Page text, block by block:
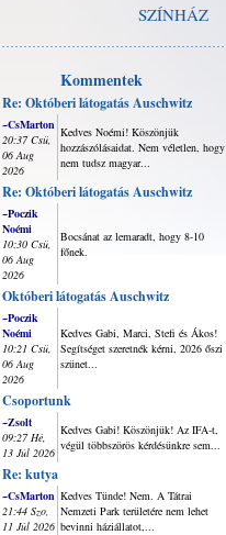
SZÍNHÁZ
Kommentek
Re: Októberi látogatás Auschwitz
~CsMarton
20:37 Csü,
06 Aug
2026
Kedves Noémi! Köszönjük
hozzászólásaidat. Nem véletlen, hogy
nem tudsz magyar...
Re: Októberi látogatás Auschwitz
~Poczik
Noémi
10:30 Csü,
06 Aug
2026
Bocsánat az lemaradt, hogy 8-10
főnek.
Októberi látogatás Auschwitz
~Poczik
Noémi
10:21 Csü,
06 Aug
2026
Kedves Gabi, Marci, Stefi és Ákos!
Segítséget szeretnék kérni, 2026 őszi
szünet...
Csoportunk
~Zsolt
09:27 Hé,
13 Júl 2026
Kedves Gabi! Köszönjük! Az IFA-t,
végül többszörös kérdésünkre sem...
Re: kutya
~CsMarton
21:44 Szo,
11 Júl 2026
Kedves Tünde! Nem. A Tátrai
Nemzeti Park területére nem lehet
bevinni háziállatot,...